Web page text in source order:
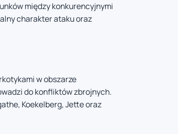
między konkurencyjnymi
charakter ataku oraz
w obszarze
do konfliktów zbrojnych.
Koekelberg, Jette oraz